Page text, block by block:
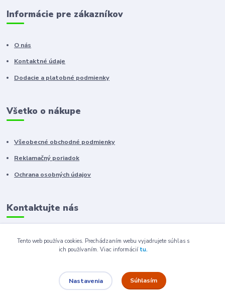
Informácie pre zákazníkov
O nás
Kontaktné údaje
Dodacie a platobné podmienky
Všetko o nákupe
Všeobecné obchodné podmienky
Reklamačný poriadok
Ochrana osobných údajov
Kontaktujte nás
+421 910 222 333
+421 52 788 46 41
sales@elron.eu.sk
Tento web používa cookies. Prechádzaním webu vyjadrujete súhlas s
ich používaním. Viac informácií tu.
Nastavenia Súhlasím